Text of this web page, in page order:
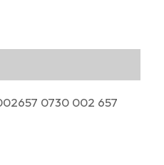
0730 002 657